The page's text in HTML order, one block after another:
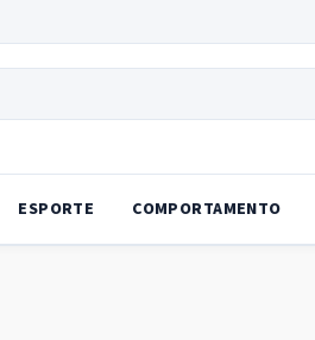
ESPORTE COMPORTAMENTO